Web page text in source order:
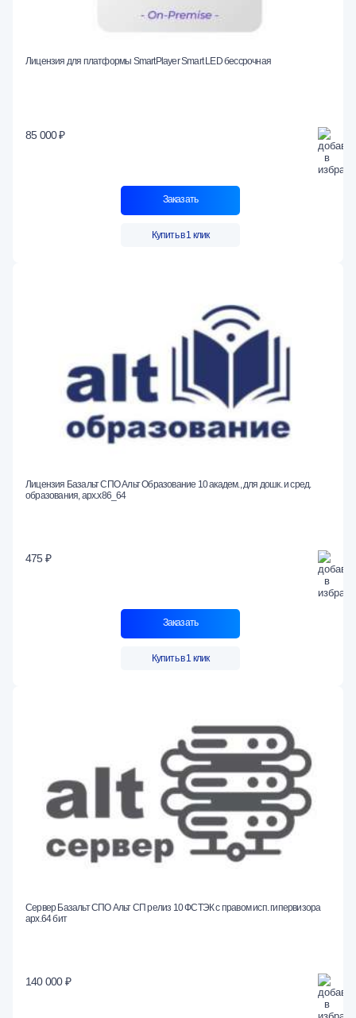
Лицензия для платформы SmartPlayer Smart LED бессрочная
85 000 ₽
Заказать
Купить в 1 клик
Лицензия Базальт СПО Альт Образование 10 академ., для дошк. и сред.
образования, арх.x86_64
475 ₽
Заказать
Купить в 1 клик
Сервер Базальт СПО Альт СП релиз 10 ФСТЭК с правом исп. гипервизора
арх.64 бит
140 000 ₽